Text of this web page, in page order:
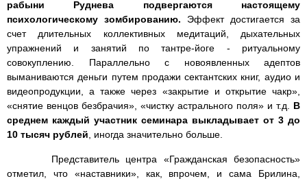
рабыни Руднева подвергаются настоящему
психологическому зомбированию. Эффект достигается за
счет длительных коллективных медитаций, дыхательных
упражнений и занятий по тантре-йоге - ритуальному
совокуплению. Параллельно с новоявленных адептов
выманиваются деньги путем продажи сектантских книг, аудио и
видеопродукции, а также через «закрытие и открытие чакр»,
«снятие венцов безбрачия», «чистку астрального поля» и т.д. В
среднем каждый участник семинара выкладывает от 3 до
10 тысяч рублей , иногда значительно больше.
Представитель центра «Гражданская безопасность»
отметил, что «наставники», как, впрочем, и сама Брилина,